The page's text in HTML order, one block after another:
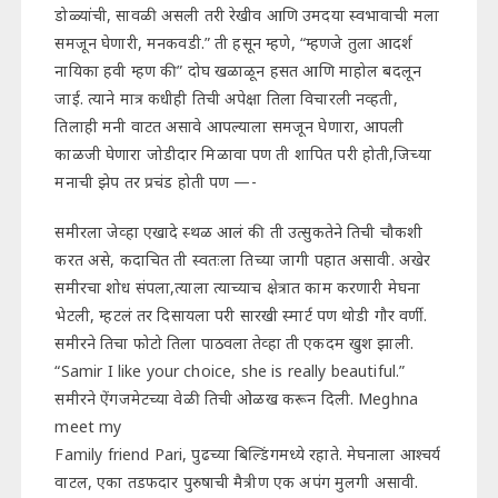
डोळ्यांची, सावळी असली तरी रेखीव आणि उमदया स्वभावाची मला
समजून घेणारी, मनकवडी.” ती हसून म्हणे, “म्हणजे तुला आदर्श
नायिका हवी म्हण की” दोघ खळाळून हसत आणि माहोल बदलून
जाई. त्याने मात्र कधीही तिची अपेक्षा तिला विचारली नव्हती,
तिलाही मनी वाटत असावे आपल्याला समजून घेणारा, आपली
काळजी घेणारा जोडीदार मिळावा पण ती शापित परी होती,जिच्या
मनाची झेप तर प्रचंड होती पण —-
समीरला जेव्हा एखादे स्थळ आलं की ती उत्सुकतेने तिची चौकशी
करत असे, कदाचित ती स्वतःला तिच्या जागी पहात असावी. अखेर
समीरचा शोध संपला,त्याला त्याच्याच क्षेत्रात काम करणारी मेघना
भेटली, म्हटलं तर दिसायला परी सारखी स्मार्ट पण थोडी गौर वर्णी.
समीरने तिचा फोटो तिला पाठवला तेव्हा ती एकदम खुश झाली.
“Samir I like your choice, she is really beautiful.”
समीरने ऐंगजमेटच्या वेळी तिची ओळख करून दिली. Meghna
meet my
Family friend Pari, पुढच्या बिल्डिंगमध्ये रहाते. मेघनाला आश्चर्य
वाटल, एका तडफदार पुरुषाची मैत्रीण एक अपंग मुलगी असावी.